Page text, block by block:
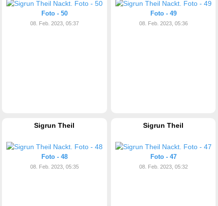
Foto - 50
08. Feb. 2023, 05:37
Foto - 49
08. Feb. 2023, 05:36
Sigrun Theil
Foto - 48
08. Feb. 2023, 05:35
Sigrun Theil
Foto - 47
08. Feb. 2023, 05:32